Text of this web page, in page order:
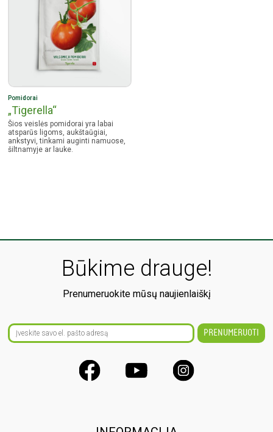
Pomidorai
„Tigerella“
Šios veislės pomidorai yra labai
atsparūs ligoms, aukštaūgiai,
ankstyvi, tinkami auginti namuose,
šiltnamyje ar lauke.
Būkime drauge!
Prenumeruokite mūsų naujienlaiškį